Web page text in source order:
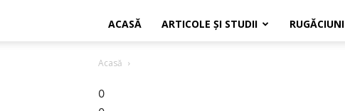
ACASĂ ARTICOLE ŞI STUDII RUGĂCIUNI
Acasă
0